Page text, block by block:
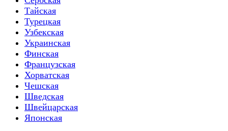
Тайская
Турецкая
Узбекская
Украинская
Финская
Французская
Хорватская
Чешская
Шведская
Швейцарская
Японская